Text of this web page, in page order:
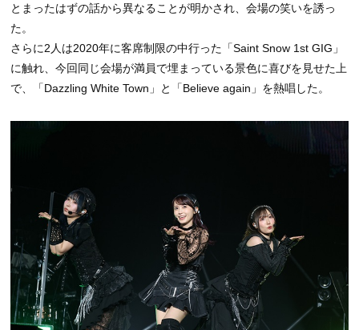
とまったはずの話から異なることが明かされ、会場の笑いを誘っ
た。
さらに2人は2020年に客席制限の中行った「Saint Snow 1st GIG」
に触れ、今回同じ会場が満員で埋まっている景色に喜びを見せた上
で、「Dazzling White Town」と「Believe again」を熱唱した。